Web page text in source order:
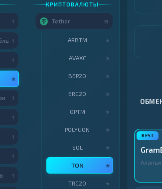
Аланья
1
1
1
★
1
1
1
1
1
КРИПТОВАЛЮТЫ
Tether 9
ARBTM ★
AVAXC ★
BEP20 ★
ERC20 ★
OPTM ★
POLYGON ★
SOL ★
TON ★
TRC20 ★